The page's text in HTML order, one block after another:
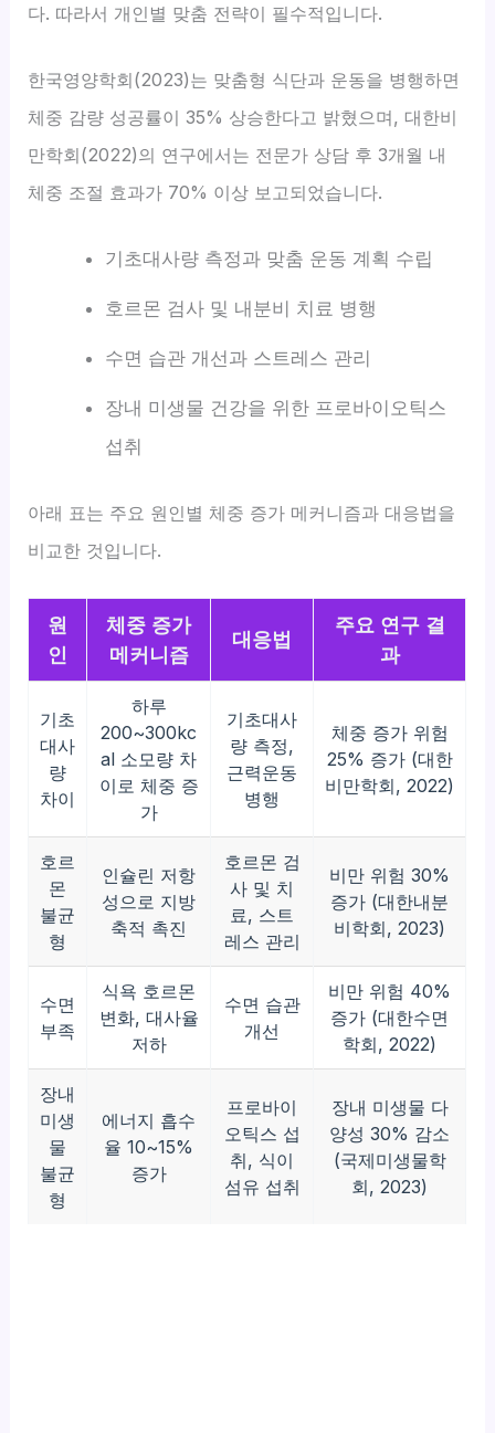
다. 따라서 개인별 맞춤 전략이 필수적입니다.
한국영양학회(2023)는 맞춤형 식단과 운동을 병행하면
체중 감량 성공률이 35% 상승한다고 밝혔으며, 대한비
만학회(2022)의 연구에서는 전문가 상담 후 3개월 내
체중 조절 효과가 70% 이상 보고되었습니다.
기초대사량 측정과 맞춤 운동 계획 수립
호르몬 검사 및 내분비 치료 병행
수면 습관 개선과 스트레스 관리
장내 미생물 건강을 위한 프로바이오틱스
섭취
아래 표는 주요 원인별 체중 증가 메커니즘과 대응법을
비교한 것입니다.
원
인
체중 증가
메커니즘
대응법
주요 연구 결
과
기초
대사
량
차이
하루
200~300kc
al 소모량 차
이로 체중 증
가
기초대사
량 측정,
근력운동
병행
체중 증가 위험
25% 증가 (대한
비만학회, 2022)
호르
몬
불균
형
인슐린 저항
성으로 지방
축적 촉진
호르몬 검
사 및 치
료, 스트
레스 관리
비만 위험 30%
증가 (대한내분
비학회, 2023)
수면
부족
식욕 호르몬
변화, 대사율
저하
수면 습관
개선
비만 위험 40%
증가 (대한수면
학회, 2022)
장내
미생
물
불균
형
에너지 흡수
율 10~15%
증가
프로바이
오틱스 섭
취, 식이
섬유 섭취
장내 미생물 다
양성 30% 감소
(국제미생물학
회, 2023)